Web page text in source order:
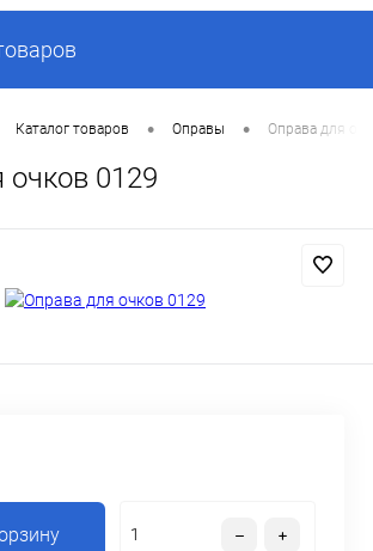
Каталог товаров • Оправы • Оправа для
0129